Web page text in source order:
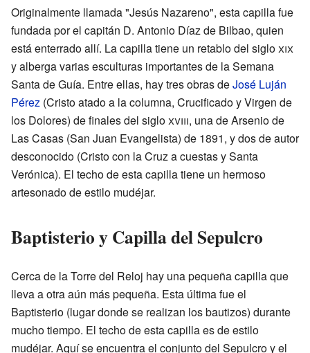
Originalmente llamada "Jesús Nazareno", esta capilla fue
fundada por el capitán D. Antonio Díaz de Bilbao, quien
está enterrado allí. La capilla tiene un retablo del sigloxix
y alberga varias esculturas importantes de la Semana
Santa de Guía. Entre ellas, hay tres obras deJosé Luján
Pérez (Cristo atado a la columna, Crucificado y Virgen de
los Dolores) de finales del sigloxviii, una de Arsenio de
Las Casas (San Juan Evangelista) de 1891, y dos de autor
desconocido (Cristo con la Cruz a cuestas y Santa
Verónica). El techo de esta capilla tiene un hermoso
artesonado de estilo mudéjar.
Baptisterio y Capilla del Sepulcro
Cerca de la Torre del Reloj hay una pequeña capilla que
lleva a otra aún más pequeña. Esta última fue el
Baptisterio (lugar donde se realizan los bautizos) durante
mucho tiempo. El techo de esta capilla es de estilo
mudéjar. Aquí se encuentra el conjunto del Sepulcro y el